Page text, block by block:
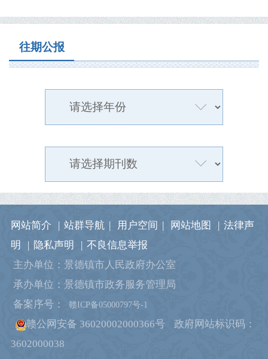
往期公报
网站简介 | 站群导航 | 用户空间 | 网站地图 | 法律声
明
| 隐私声明 | 不良信息举报
主办单位：景德镇市人民政府办公室
承办单位：景德镇市政务服务管理局
备案序号：
赣ICP备05000797号-1
赣公网安备 36020002000366号
政府网站标识码：
3602000038